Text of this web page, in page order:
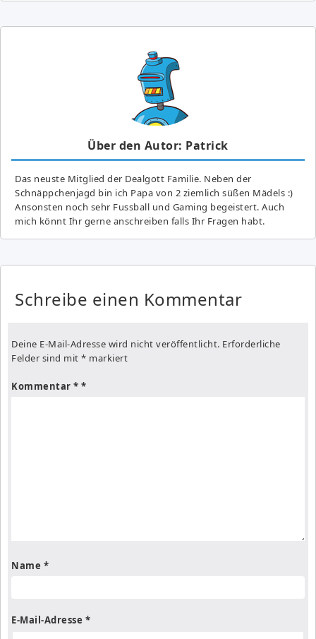
Über den Autor: Patrick
Das neuste Mitglied der Dealgott Familie. Neben der
Schnäppchenjagd bin ich Papa von 2 ziemlich süßen Mädels :)
Ansonsten noch sehr Fussball und Gaming begeistert. Auch
mich könnt Ihr gerne anschreiben falls Ihr Fragen habt.
Schreibe einen Kommentar
Deine E-Mail-Adresse wird nicht veröffentlicht. Erforderliche
Felder sind mit * markiert
Kommentar *
Name *
E-Mail-Adresse *